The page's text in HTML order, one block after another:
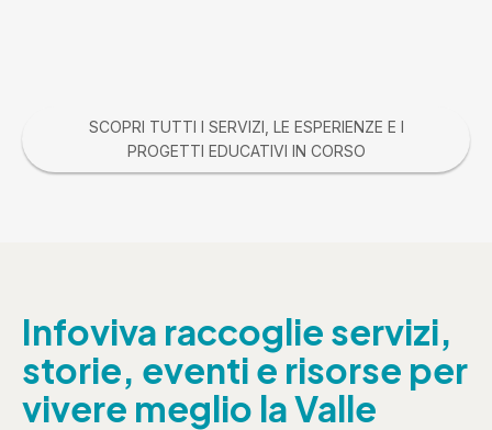
SCOPRI TUTTI I SERVIZI, LE ESPERIENZE E I
PROGETTI EDUCATIVI IN CORSO
Infoviva raccoglie servizi,
storie, eventi e risorse per
vivere meglio la Valle